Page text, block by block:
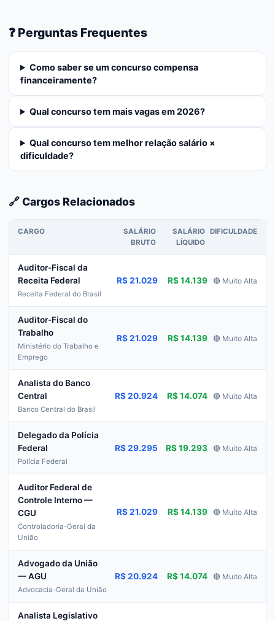
❓ Perguntas Frequentes
Como saber se um concurso compensa
financeiramente?
Qual concurso tem mais vagas em 2026?
Qual concurso tem melhor relação salário ×
dificuldade?
🔗 Cargos Relacionados
CARGO
SALÁRIO
BRUTO
SALÁRIO
LÍQUIDO
DIFICULDADE
Auditor-Fiscal da
Receita Federal
Receita Federal do Brasil
R$ 21.029 R$ 14.139 🔴 Muito Alta
Auditor-Fiscal do
Trabalho
Ministério do Trabalho e
Emprego
R$ 21.029 R$ 14.139 🔴 Muito Alta
Analista do Banco
Central
Banco Central do Brasil
R$ 20.924 R$ 14.074 🔴 Muito Alta
Delegado da Polícia
Federal
Polícia Federal
R$ 29.295 R$ 19.293 🔴 Muito Alta
Auditor Federal de
Controle Interno —
CGU
Controladoria-Geral da
União
R$ 21.029 R$ 14.139 🔴 Muito Alta
Advogado da União
— AGU
Advocacia-Geral da União
R$ 20.924 R$ 14.074 🔴 Muito Alta
Analista Legislativo